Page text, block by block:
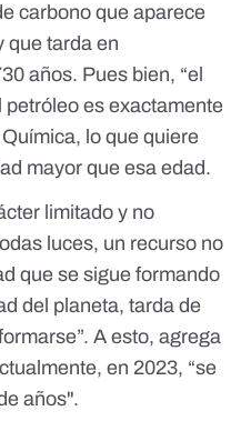
carbono que aparece
que tarda en
años. Pues bien, “el
es exactamente
lo que quiere
mayor que esa edad.
limitado y no
luces, un recurso no
que se sigue formando
del planeta, tarda de
A esto, agrega
en 2023, “se
años".